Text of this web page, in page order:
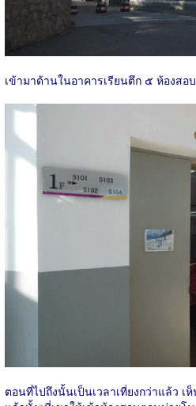
เข้ามาด้านในอาคารเรียนตึก ๕ ห้องสอ
ตอนที่ไปถึงนั้นเป็นเวลาเที่ยงกว่าแล้ว